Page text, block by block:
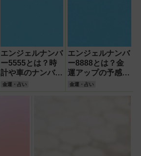
エンジェルナンバ
ー5555とは？時
計や車のナンバー
で見た時のメッセ
金運・占い
エンジェルナンバ
ー8888とは？金
運アップの予感な
ど込められたメッ
金運・占い